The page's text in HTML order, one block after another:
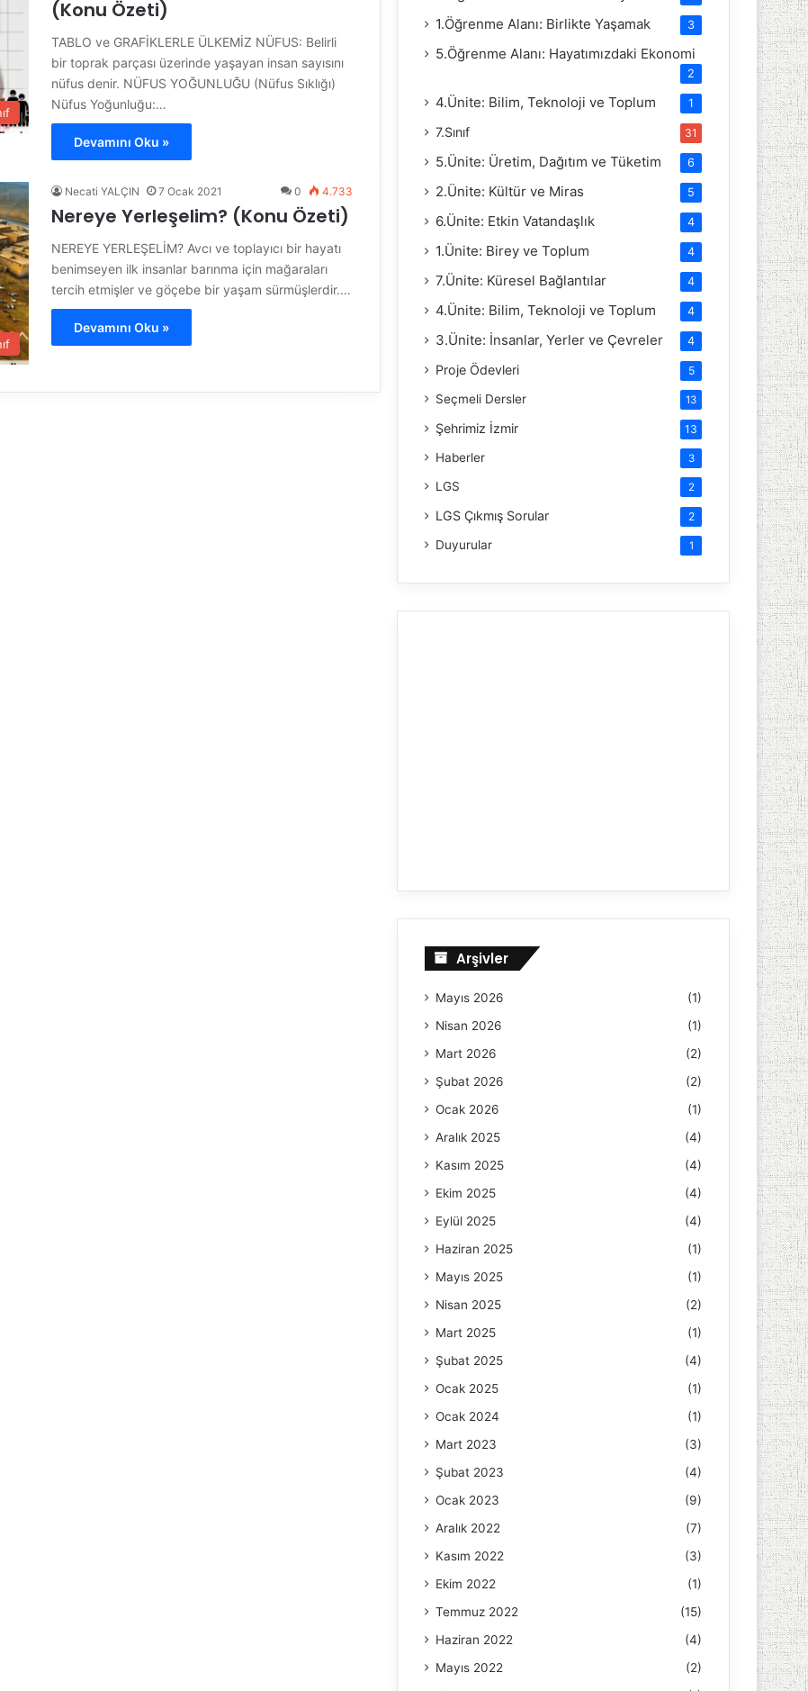
(Konu Özeti)
TABLO ve GRAFİKLERLE ÜLKEMİZ NÜFUS: Belirli
bir toprak parçası üzerinde yaşayan insan sayısını
nüfus denir. NÜFUS YOĞUNLUĞU (Nüfus Sıklığı)
Nüfus Yoğunluğu:…
Devamını Oku »
Necati YALÇIN 7 Ocak 2021 0 4.733
Nereye Yerleşelim? (Konu Özeti)
NEREYE YERLEŞELİM? Avcı ve toplayıcı bir hayatı
benimseyen ilk insanlar barınma için mağaraları
tercih etmişler ve göçebe bir yaşam sürmüşlerdir.…
Devamını Oku »
1.Öğrenme Alanı: Birlikte Yaşamak 3
5.Öğrenme Alanı: Hayatımızdaki Ekonomi
2
4.Ünite: Bilim, Teknoloji ve Toplum 1
7.Sınıf 31
5.Ünite: Üretim, Dağıtım ve Tüketim 6
2.Ünite: Kültür ve Miras 5
6.Ünite: Etkin Vatandaşlık 4
1.Ünite: Birey ve Toplum 4
7.Ünite: Küresel Bağlantılar 4
4.Ünite: Bilim, Teknoloji ve Toplum 4
3.Ünite: İnsanlar, Yerler ve Çevreler 4
Proje Ödevleri 5
Seçmeli Dersler 13
Şehrimiz İzmir 13
Haberler 3
LGS 2
LGS Çıkmış Sorular 2
Duyurular 1
Arşivler
Mayıs 2026
(1)
Nisan 2026
(1)
Mart 2026
(2)
Şubat 2026
(2)
Ocak 2026
(1)
Aralık 2025
(4)
Kasım 2025
(4)
Ekim 2025
(4)
Eylül 2025
(4)
Haziran 2025
(1)
Mayıs 2025
(1)
Nisan 2025
(2)
Mart 2025
(1)
Şubat 2025
(4)
Ocak 2025
(1)
Ocak 2024
(1)
Mart 2023
(3)
Şubat 2023
(4)
Ocak 2023
(9)
Aralık 2022
(7)
Kasım 2022
(3)
Ekim 2022
(1)
Temmuz 2022
(15)
Haziran 2022
(4)
Mayıs 2022
(2)